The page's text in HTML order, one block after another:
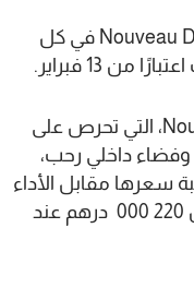
وسيتم تسويق داستر الجديدة Nouveau Duster في كل
13 فبراير.
وتجمع داستر الجديدة Nouveau Duster، التي تحرص على
وفضاء داخلي رحب،
سعرها مقابل الأداء
منها عرضًا فريدًا في فئتها ابتداء من 220 000 درهم عند